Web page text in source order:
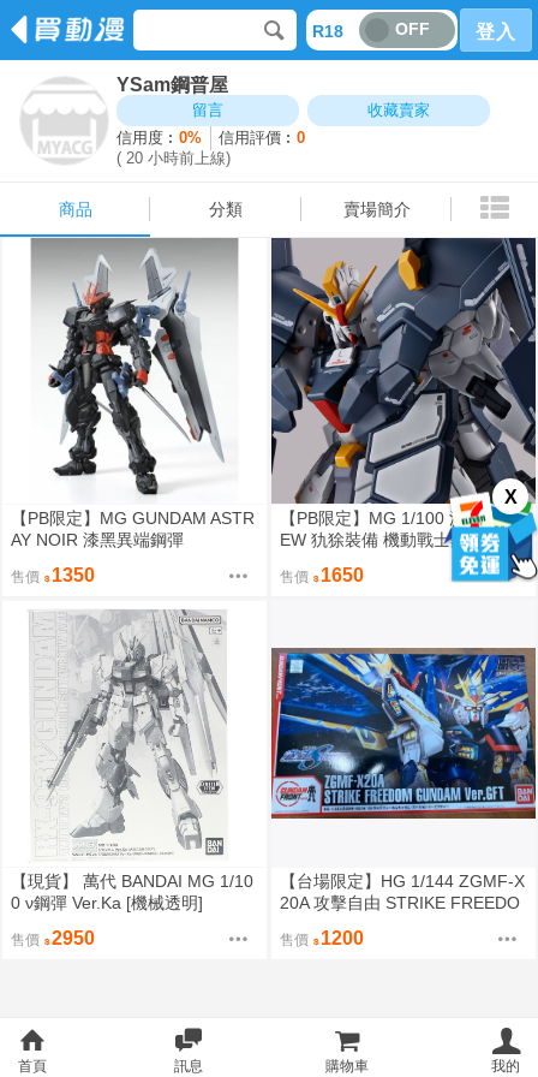
R18 OFF 登入
YSam鋼普屋
留言
收藏賣家
信用度︰0% 信用評價︰0
( 20 小時前上線)
商品 分類 賣場簡介
X
【PB限定】MG GUNDAM ASTR
AY NOIR 漆黑異端鋼彈
售價 1350
【PB限定】MG 1/100 沙漠鋼彈
EW 犰狳裝備 機動戰士鋼彈W
售價 1650
【現貨】 萬代 BANDAI MG 1/10
0 ν鋼彈 Ver.Ka [機械透明]
售價 2950
【台場限定】HG 1/144 ZGMF-X
20A 攻擊自由 STRIKE FREEDO
售價 1200
商品 分類
首頁 訊息 購物車 我的